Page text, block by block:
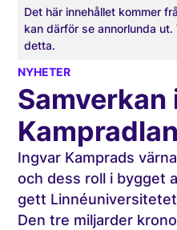
Det här innehållet kommer
kan därför se annorlunda
detta.
NYHETER
Samverkan
Ingvar Kamprads
och dess roll i bygget
gett
Den tre miljarder